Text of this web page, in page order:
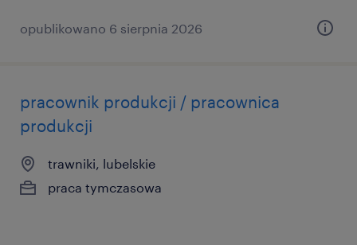
opublikowano 6 sierpnia 2026
pracownik produkcji / pracownica
produkcji
trawniki, lubelskie
praca tymczasowa